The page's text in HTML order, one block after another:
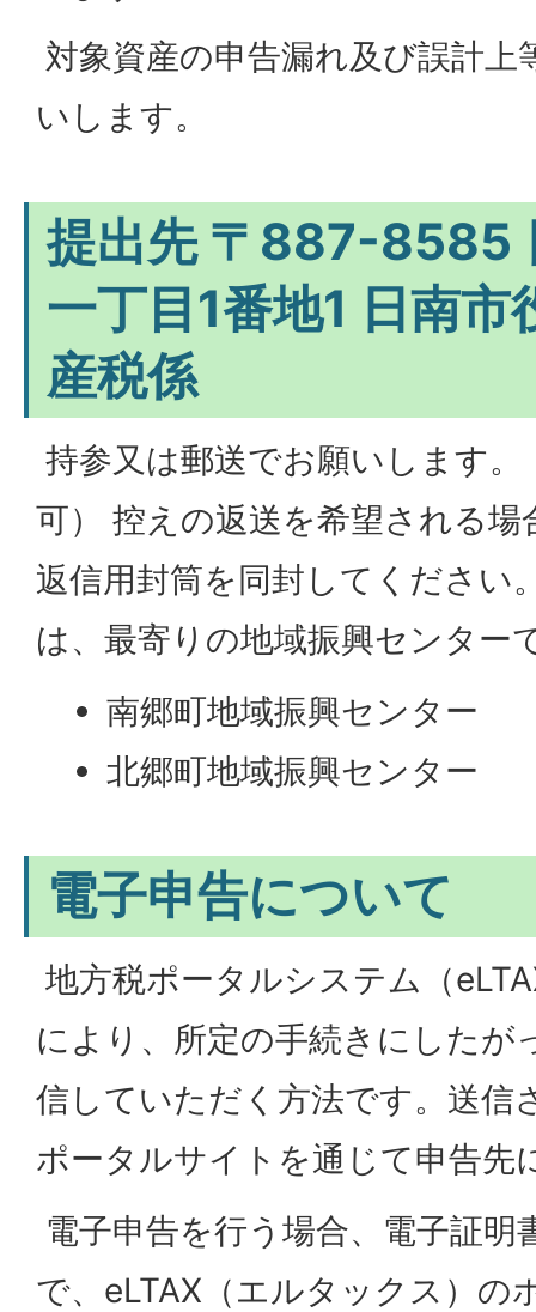
対象資産の申告漏れ及び誤計
いします。
提出先 〒887-8585
一丁目1番地1 日南市
産税係
持参又は郵送でお願いします
可） 控えの返送を希望される
返信用封筒を同封してください
は、最寄りの地域振興センター
南郷町地域振興センター
北郷町地域振興センター
電子申告について
地方税ポータルシステム（
により、所定の手続きにしたが
信していただく方法です。送信
ポータルサイトを通じて申告先
電子申告を行う場合、電子証
で、eLTAX（エルタックス）の